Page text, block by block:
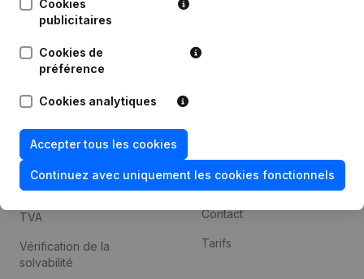
Cookies
publicitaires
Cookies de
préférence
Cookies analytiques
Accepter tous les cookies
Continuez avec uniquement les cookies fonctionnels
1800 Vilvoorde
Compliance et prévention
de la fraude
Consulter des comptes
annuels
TVA
Vérification de la
solvabilité
Contact
Tarifs